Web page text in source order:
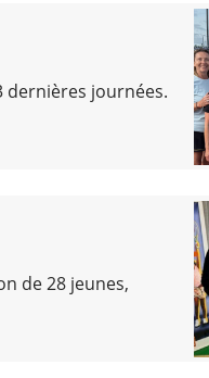
dernières journées.
de 28 jeunes,